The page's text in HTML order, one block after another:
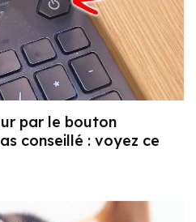
par le bouton
conseillé : voyez ce